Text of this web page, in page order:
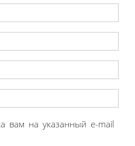
вам на указанный e-mail